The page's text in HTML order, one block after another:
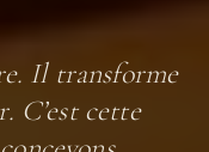
Il transforme
C’est cette